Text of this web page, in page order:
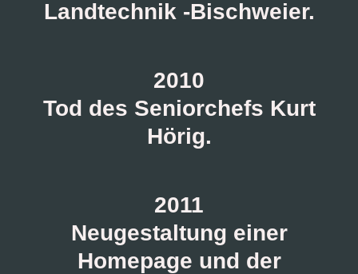
Landtechnik -Bischweier.
2010
Tod des Seniorchefs Kurt
Hörig.
2011
Neugestaltung einer
Homepage und der